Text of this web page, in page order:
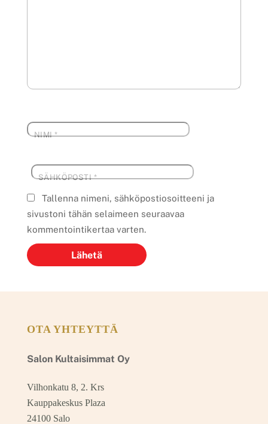
NIMI*
SÄHKÖPOSTI*
Tallenna nimeni, sähköpostiosoitteeni ja
sivustoni tähän selaimeen seuraavaa
kommentointikertaa varten.
OTA YHTEYTTÄ
Salon Kultaisimmat Oy
Vilhonkatu 8, 2. Krs
Kauppakeskus Plaza
24100 Salo